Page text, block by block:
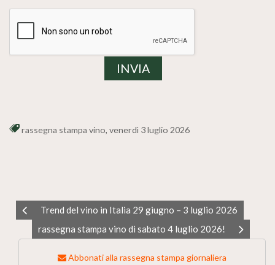
rassegna stampa vino, venerdì 3 luglio 2026
Trend del vino in Italia 29 giugno – 3 luglio 2026
rassegna stampa vino di sabato 4 luglio 2026!
Abbonati alla rassegna stampa giornaliera